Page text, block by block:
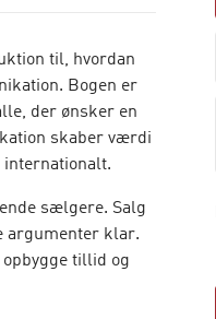
til, hvordan
Bogen er
der ønsker en
skaber værdi
sælgere. Salg
argumenter klar.
tillid og